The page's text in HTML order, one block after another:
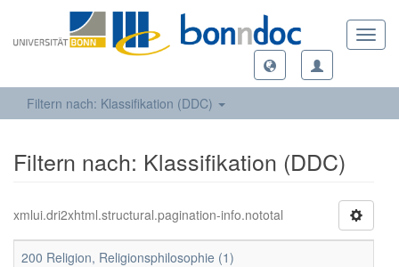
Filtern nach: Klassifikation (DDC)
Filtern nach: Klassifikation (DDC)
xmlui.dri2xhtml.structural.pagination-info.nototal
200 Religion, Religionsphilosophie (1)